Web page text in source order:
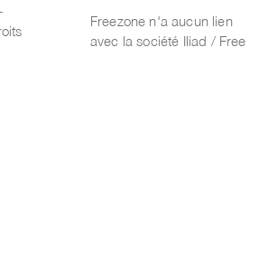
Freezone n'a aucun lien
avec la société Iliad / Free